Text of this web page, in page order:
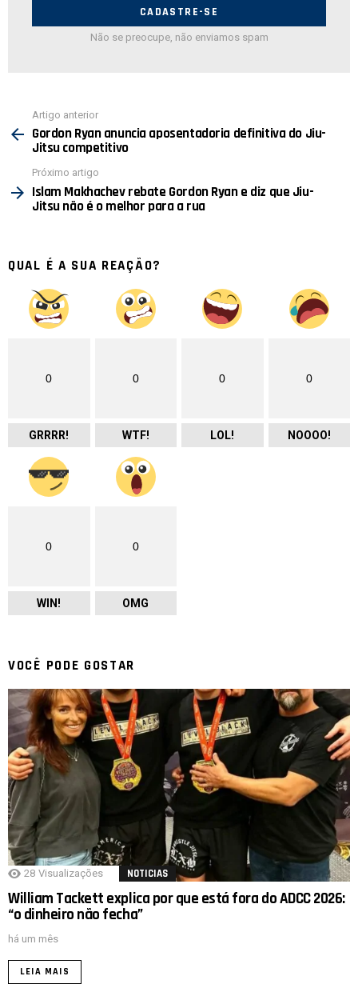
Não se preocupe, não enviamos spam
mais
Artigo anterior
Gordon Ryan anuncia aposentadoria definitiva do Jiu-
Jitsu competitivo
Próximo artigo
Islam Makhachev rebate Gordon Ryan e diz que Jiu-
Jitsu não é o melhor para a rua
QUAL É A SUA REAÇÃO?
0
GRRRR!
0
WTF!
0
LOL!
0
NOOOO!
0
WIN!
0
OMG
VOCÊ PODE GOSTAR
28 Visualizações NOTICIAS
William Tackett explica por que está fora do ADCC 2026:
“o dinheiro não fecha”
há um mês
LEIA MAIS